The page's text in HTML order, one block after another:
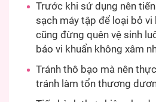
Trước khi sử dụng nên
sạch máy tập để loại bỏ vi
cũng đừng quên vệ sinh
bảo vi khuẩn không xâm
Tránh thô bạo mà nên
tránh làm tổn thương